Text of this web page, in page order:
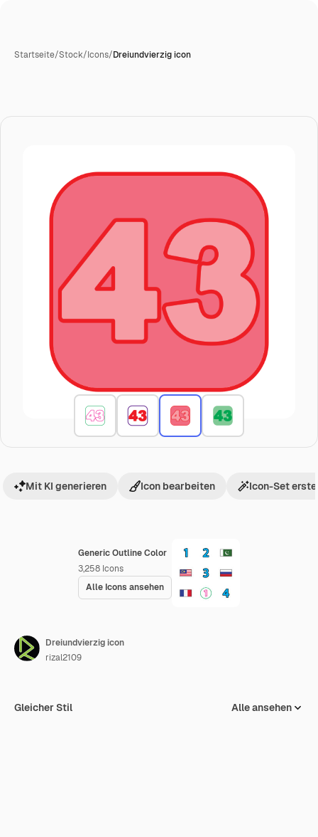
Startseite/Stock/Icons/Dreiundvierzig icon
Generic Outline Color
3,258 Icons
Alle Icons ansehen
Mit KI generieren Icon bearbeiten Icon-Set
Dreiundvierzig icon
rizal2109
Gleicher Stil Alle ansehen